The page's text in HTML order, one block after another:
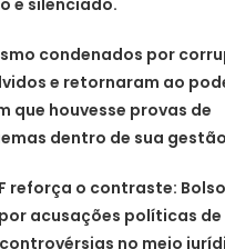
condenados por
e retornaram ao
que houvesse provas de
dentro de sua
reforça o contraste:
acusações políticas
no meio